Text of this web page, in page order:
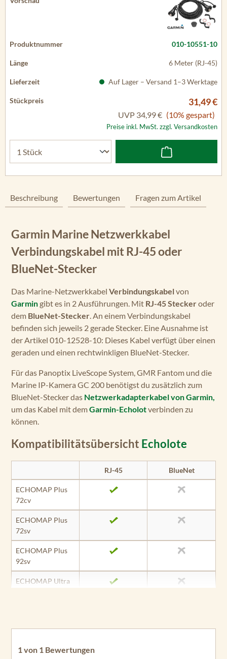
010-10551-10
6 Meter (RJ-45)
Auf Lager – Versand 1–3 Werktage
31,49 €
UVP 34,99 € (10% gespart)
Preise inkl. MwSt. zzgl. Versandkosten
Beschreibung Bewertungen Fragen zum Artikel
Garmin Marine Netzwerkkabel
Verbindungskabel mit RJ-45 oder
BlueNet-Stecker
Das Marine-Netzwerkkabel Verbindungskabelvon
Garmin gibt es in 2 Ausführungen. Mit RJ-45 Steckeroder
dem BlueNet-Stecker. An einem Verbindungskabel
befinden sich jeweils 2 gerade Stecker. Eine Ausnahme ist
der Artikel 010-12528-10: Dieses Kabel verfügt über einen
geraden und einen rechtwinkligen BlueNet-Stecker.
Für das Panoptix LiveScope System, GMR Fantom und die
Marine IP-Kamera GC 200 benötigst du zusätzlich zum
BlueNet-Stecker das Netzwerkadapterkabel von Garmin,
um das Kabel mit demGarmin-Echolotverbinden zu
können.
Kompatibilitätsübersicht Echolote
RJ-45 BlueNet
ECHOMAP Plus
72cv
ECHOMAP Plus
72sv
ECHOMAP Plus
92sv
ECHOMAP Ultra
1 von 1 Bewertungen